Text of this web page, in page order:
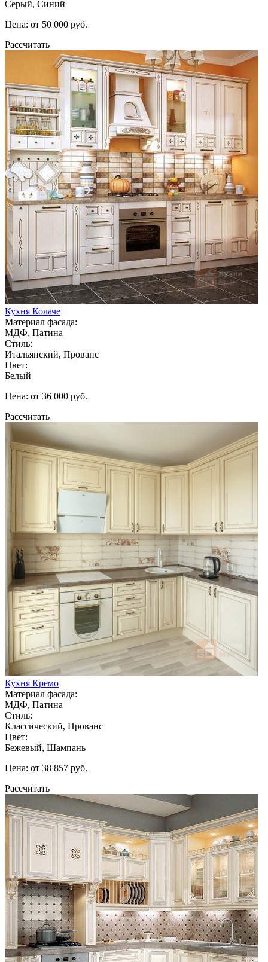
Серый, Синий
Цена: от 50 000 руб.
Рассчитать
Кухня Колаче
Материал фасада:
МДФ, Патина
Стиль:
Итальянский, Прованс
Цвет:
Белый
Цена: от 36 000 руб.
Рассчитать
Кухня Кремо
Материал фасада:
МДФ, Патина
Стиль:
Классический, Прованс
Цвет:
Бежевый, Шампань
Цена: от 38 857 руб.
Рассчитать